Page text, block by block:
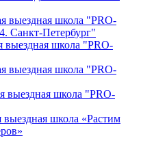
выездная школа "PRO-
Санкт-Петербург"
выездная школа "PRO-
выездная школа "PRO-
выездная школа "PRO-
выездная школа «Растим